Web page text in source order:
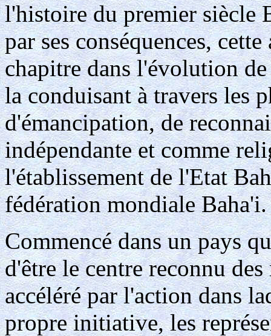
l'histoire du premier siècle
par ses conséquences,
chapitre dans l'évolution
la conduisant à travers les
d'émancipation, de
indépendante et comme
l'établissement de l'Etat
fédération mondiale Baha'i.
Commencé dans un pays
d'être le centre reconnu
accéléré par l'action dans
propre initiative, les